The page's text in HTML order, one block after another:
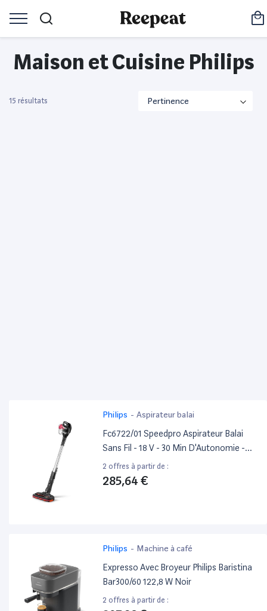
Maison et Cuisine Philips
15 résultats
Philips - Aspirateur balai
Fc6722/01 Speedpro Aspirateur Balai
Sans Fil - 18 V - 30 Min D'Autonomie -
Brosse Aspiration 180° - Noir
2 offres à partir de :
285,64 €
Philips - Machine à café
Expresso Avec Broyeur Philips Baristina
Bar300/60 122,8 W Noir
2 offres à partir de :